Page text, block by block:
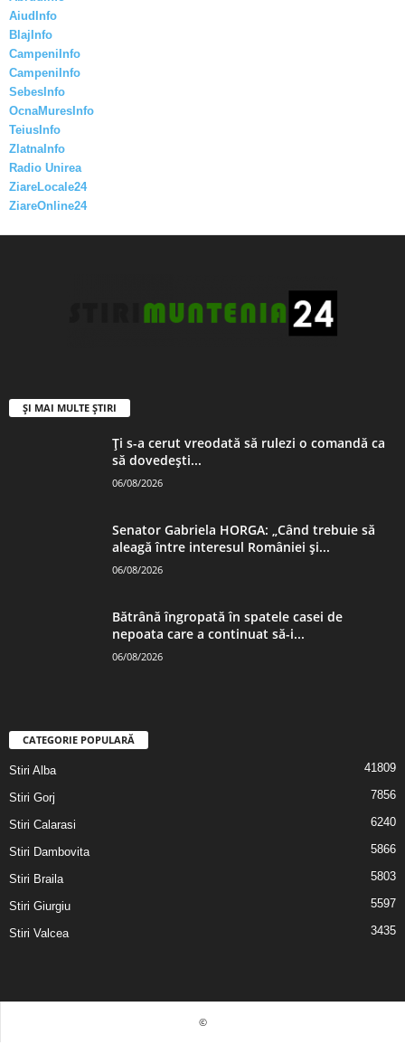
AiudInfo
BlajInfo
CampeniInfo
CampeniInfo
SebesInfo
OcnaMuresInfo
TeiusInfo
ZlatnaInfo
Radio Unirea
ZiareLocale24
ZiareOnline24
ȘI MAI MULTE ȘTIRI
Ți s-a cerut vreodată să rulezi o comandă ca
să dovedești...
06/08/2026
Senator Gabriela HORGA: „Când trebuie să
aleagă între interesul României și...
06/08/2026
Bătrână îngropată în spatele casei de
nepoata care a continuat să-i...
06/08/2026
CATEGORIE POPULARĂ
Stiri Alba 41809
Stiri Gorj 7856
Stiri Calarasi 6240
Stiri Dambovita 5866
Stiri Braila 5803
Stiri Giurgiu 5597
Stiri Valcea 3435
©